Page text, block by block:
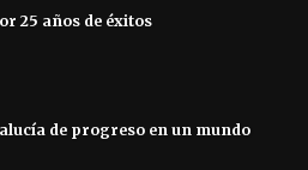
25 años de éxitos
de progreso en un mundo